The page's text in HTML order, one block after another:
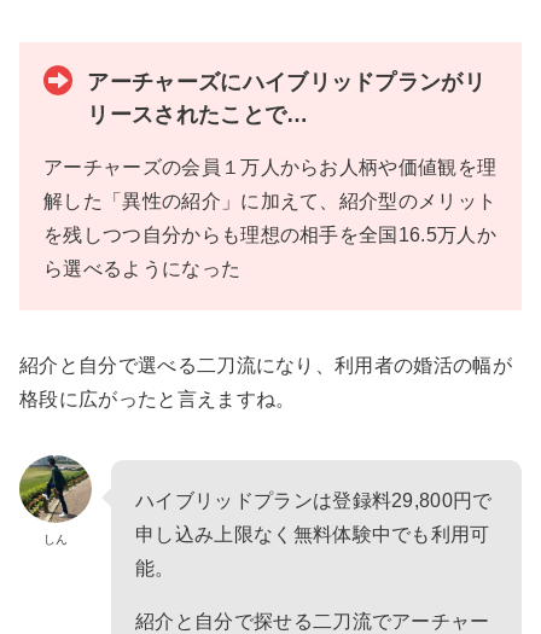
アーチャーズにハイブリッドプランがリ
リースされたことで…
アーチャーズの会員１万人からお人柄や価値観を理
解した「異性の紹介」に加えて、紹介型のメリット
を残しつつ自分からも理想の相手を全国16.5万人か
ら選べるようになった
紹介と自分で選べる二刀流になり、利用者の婚活の幅が
格段に広がったと言えますね。
しん
ハイブリッドプランは登録料29,800円で
申し込み上限なく無料体験中でも利用可
能。
紹介と自分で探せる二刀流でアーチャー